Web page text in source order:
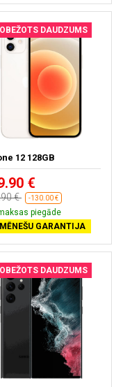
DAUDZUMS
12 128GB
€
€ -130.00 €
piegāde
GARANTIJA
DAUDZUMS